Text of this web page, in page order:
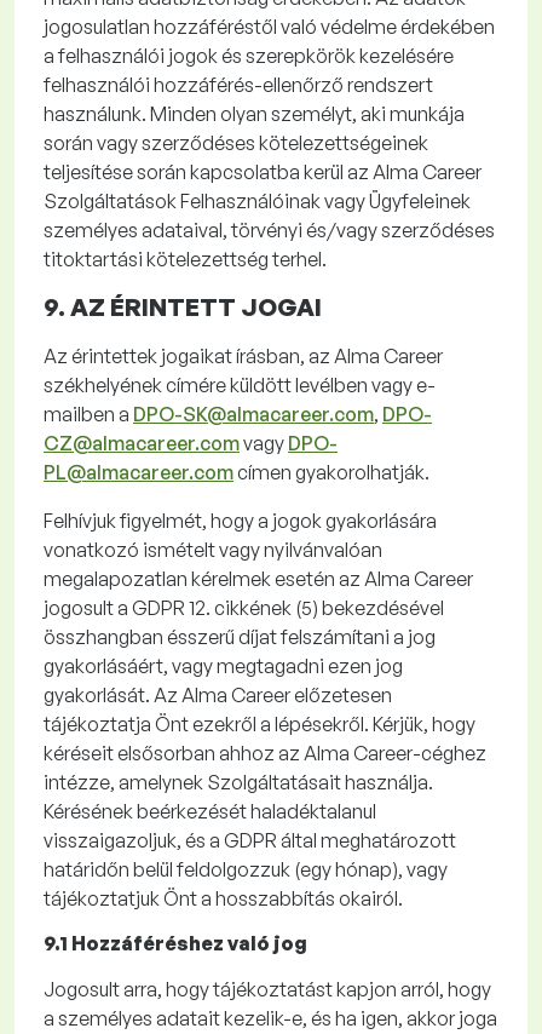
jogosulatlan hozzáféréstől való védelme érdekében
a felhasználói jogok és szerepkörök kezelésére
felhasználói hozzáférés-ellenőrző rendszert
használunk. Minden olyan személyt, aki munkája
során vagy szerződéses kötelezettségeinek
teljesítése során kapcsolatba kerül az Alma Career
Szolgáltatások Felhasználóinak vagy Ügyfeleinek
személyes adataival, törvényi és/vagy szerződéses
titoktartási kötelezettség terhel.
9. AZ ÉRINTETT JOGAI
Az érintettek jogaikat írásban, az Alma Career
székhelyének címére küldött levélben vagy e-
mailben a DPO-SK@almacareer.com, DPO-
CZ@almacareer.comvagy DPO-
PL@almacareer.comcímen gyakorolhatják.
Felhívjuk figyelmét, hogy a jogok gyakorlására
vonatkozó ismételt vagy nyilvánvalóan
megalapozatlan kérelmek esetén az Alma Career
jogosult a GDPR 12. cikkének (5) bekezdésével
összhangban ésszerű díjat felszámítani a jog
gyakorlásáért, vagy megtagadni ezen jog
gyakorlását. Az Alma Careerelőzetesen
tájékoztatja Önt ezekről a lépésekről. Kérjük, hogy
kéréseit elsősorban ahhoz az Alma Career-céghez
intézze, amelynek Szolgáltatásait használja.
Kérésének beérkezését haladéktalanul
visszaigazoljuk, és a GDPR által meghatározott
határidőn belül feldolgozzuk (egy hónap), vagy
tájékoztatjuk Önt a hosszabbítás okairól.
9.1 Hozzáféréshez való jog
Jogosult arra, hogy tájékoztatást kapjon arról, hogy
a személyes adatait kezelik-e, és ha igen, akkor joga